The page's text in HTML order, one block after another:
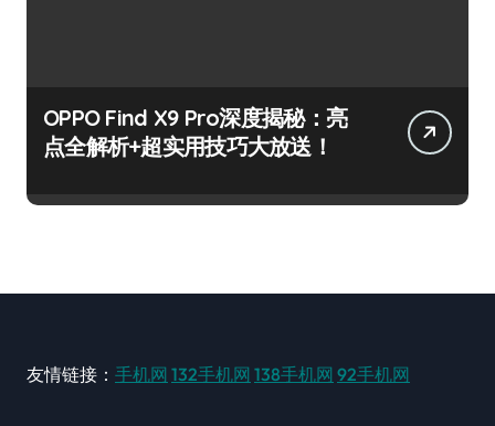
OPPO Find X9 Pro深度揭秘：亮
点全解析+超实用技巧大放送！
友情链接： 手机网 132手机网 138手机网 92手机网